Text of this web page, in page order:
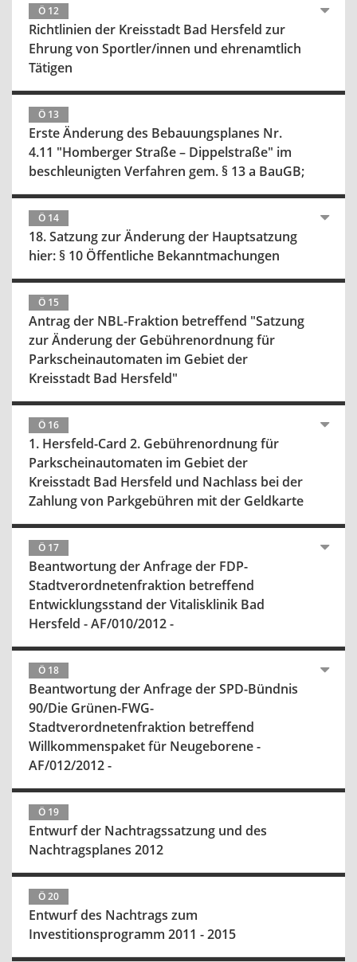
Ö 12
Richtlinien der Kreisstadt Bad Hersfeld zur
Ehrung von Sportler/innen und ehrenamtlich
Tätigen
Ö 13
Erste Änderung des Bebauungsplanes Nr.
4.11 "Homberger Straße – Dippelstraße" im
beschleunigten Verfahren gem. § 13 a BauGB;
Ö 14
18. Satzung zur Änderung der Hauptsatzung
hier: § 10 Öffentliche Bekanntmachungen
Ö 15
Antrag der NBL-Fraktion betreffend "Satzung
zur Änderung der Gebührenordnung für
Parkscheinautomaten im Gebiet der
Kreisstadt Bad Hersfeld"
Ö 16
1. Hersfeld-Card 2. Gebührenordnung für
Parkscheinautomaten im Gebiet der
Kreisstadt Bad Hersfeld und Nachlass bei der
Zahlung von Parkgebühren mit der Geldkarte
Ö 17
Beantwortung der Anfrage der FDP-
Stadtverordnetenfraktion betreffend
Entwicklungsstand der Vitalisklinik Bad
Hersfeld - AF/010/2012 -
Ö 18
Beantwortung der Anfrage der SPD-Bündnis
90/Die Grünen-FWG-
Stadtverordnetenfraktion betreffend
Willkommenspaket für Neugeborene -
AF/012/2012 -
Ö 19
Entwurf der Nachtragssatzung und des
Nachtragsplanes 2012
Ö 20
Entwurf des Nachtrags zum
Investitionsprogramm 2011 - 2015